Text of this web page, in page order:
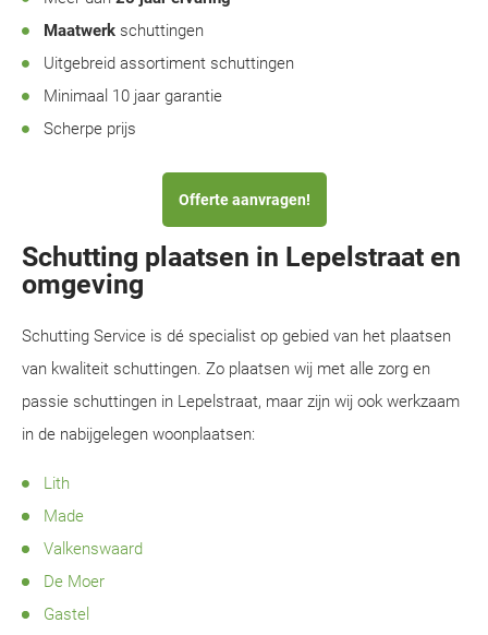
Maatwerk schuttingen
Uitgebreid assortiment schuttingen
Minimaal 10 jaar garantie
Scherpe prijs
Offerte aanvragen!
Schutting plaatsen in Lepelstraat en
omgeving
Schutting Service is dé specialist op gebied van het plaatsen
van kwaliteit schuttingen. Zo plaatsen wij met alle zorg en
passie schuttingen in Lepelstraat, maar zijn wij ook werkzaam
in de nabijgelegen woonplaatsen:
Lith
Made
Valkenswaard
De Moer
Gastel